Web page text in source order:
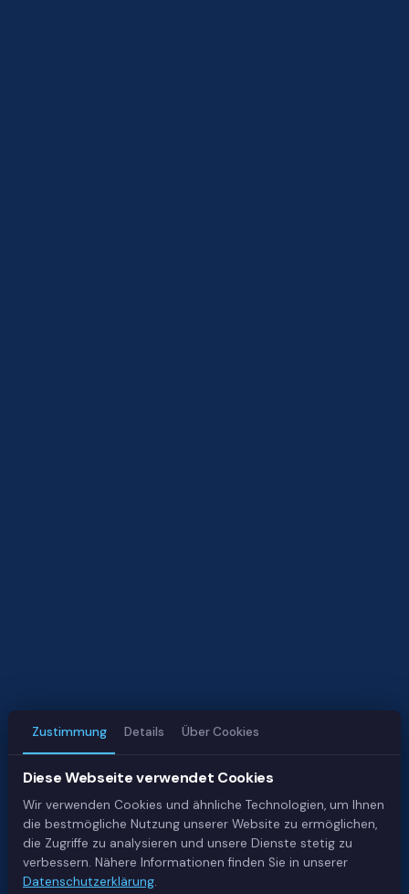
Zustimmung Details Über Cookies
Diese Webseite verwendet Cookies
Wir verwenden Cookies und ähnliche Technologien, um Ihnen
die bestmögliche Nutzung unserer Website zu ermöglichen,
die Zugriffe zu analysieren und unsere Dienste stetig zu
verbessern. Nähere Informationen finden Sie in unserer
Datenschutzerklärung.